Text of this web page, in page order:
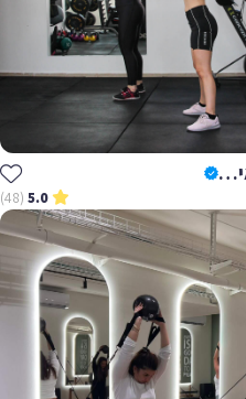
סטודיו Boost- סטודיו בוטיק לאימונים
5.0
(48)